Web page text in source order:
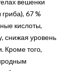
вешенки
67 %
кислоты,
снижая уровень
Кроме того,